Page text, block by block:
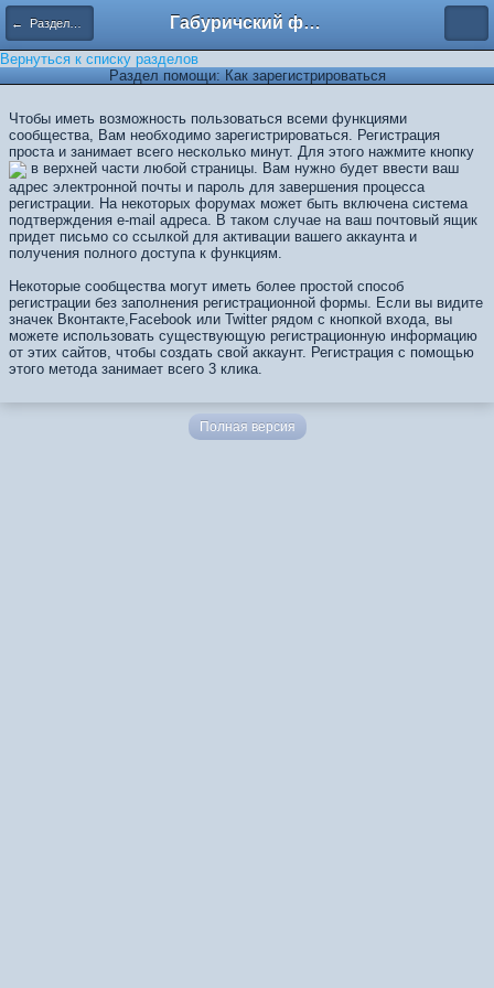
← Разделы помощи Габуричский форум
Вернуться к списку разделов
Раздел помощи: Как зарегистрироваться
Чтобы иметь возможность пользоваться всеми функциями
сообщества, Вам необходимо зарегистрироваться. Регистрация
проста и занимает всего несколько минут. Для этого нажмите кнопку
в верхней части любой страницы. Вам нужно будет ввести ваш
адрес электронной почты и пароль для завершения процесса
регистрации. На некоторых форумах может быть включена система
подтверждения e-mail адреса. В таком случае на ваш почтовый ящик
придет письмо со ссылкой для активации вашего аккаунта и
получения полного доступа к функциям.
Некоторые сообщества могут иметь более простой способ
регистрации без заполнения регистрационной формы. Если вы видите
значек Вконтакте,Facebook или Twitter рядом с кнопкой входа, вы
можете использовать существующую регистрационную информацию
от этих сайтов, чтобы создать свой ​​аккаунт. Регистрация с помощью
этого метода занимает всего 3 клика.
Полная версия